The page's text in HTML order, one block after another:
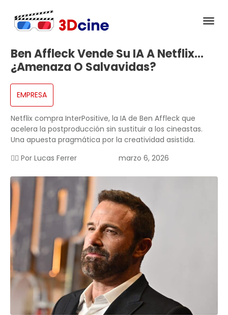
Ben Affleck Vende Su IA A Netflix…
¿amenaza O Salvavidas?
EMPRESA
Netflix compra InterPositive, la IA de Ben Affleck que
acelera la postproducción sin sustituir a los cineastas.
Una apuesta pragmática por la creatividad asistida.
✍🏻 Por Lucas Ferrer marzo 6, 2026